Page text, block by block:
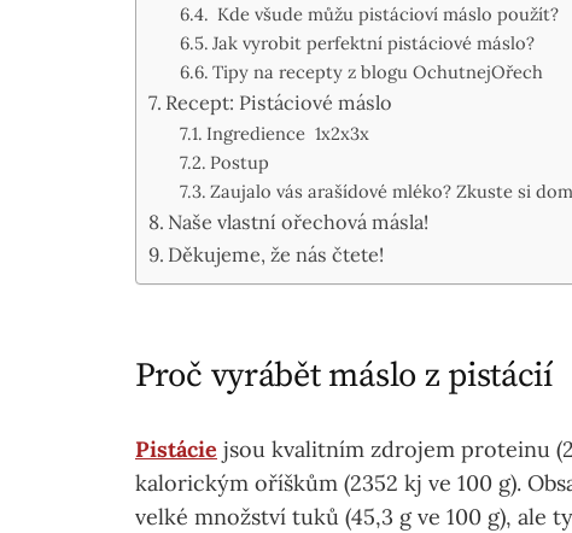
Kde všude můžu pistácioví máslo použít?
Jak vyrobit perfektní pistáciové máslo?
Tipy na recepty z blogu OchutnejOřech
Recept: Pistáciové máslo
Ingredience 1x2x3x
Postup
Zaujalo vás arašídové mléko? Zkuste si
Naše vlastní ořechová másla!
Děkujeme, že nás čtete!
Proč vyrábět máslo z pistácií
Pistácie jsou kvalitním zdrojem proteinu
kalorickým oříškům (2352 kj ve 100 g).
velké množství tuků (45,3 g ve 100 g), ale